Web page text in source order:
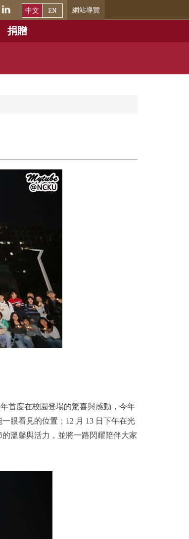
網站導覽
捐贈
中文 EN
首度在校園登場的驚喜與感動，今年
眼看見的位置；12 月 13 日下午在光
溫馨與活力，並將一路閃耀陪伴大家